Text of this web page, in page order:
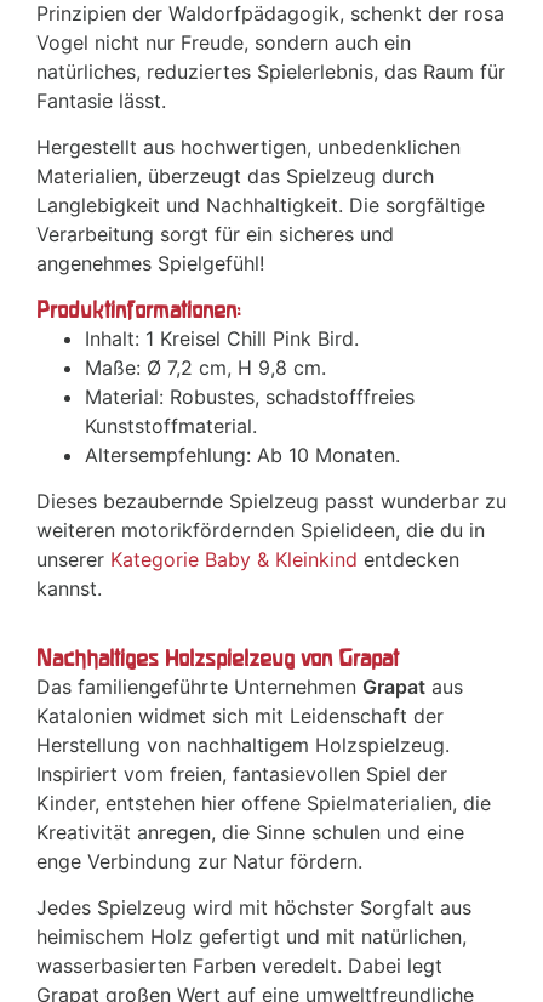
Prinzipien der Waldorfpädagogik, schenkt der rosa
Vogel nicht nur Freude, sondern auch ein
natürliches, reduziertes Spielerlebnis, das Raum für
Fantasie lässt.
Hergestellt aus hochwertigen, unbedenklichen
Materialien, überzeugt das Spielzeug durch
Langlebigkeit und Nachhaltigkeit. Die sorgfältige
Verarbeitung sorgt für ein sicheres und
angenehmes Spielgefühl!
Produktinformationen:
Inhalt: 1 Kreisel Chill Pink Bird.
Maße: Ø 7,2 cm, H 9,8 cm.
Material: Robustes, schadstofffreies
Kunststoffmaterial.
Altersempfehlung: Ab 10 Monaten.
Dieses bezaubernde Spielzeug passt wunderbar zu
weiteren motorikfördernden Spielideen, die du in
unserer Kategorie Baby & Kleinkind entdecken
kannst.
Nachhaltiges Holzspielzeug von Grapat
Das familiengeführte Unternehmen Grapat aus
Katalonien widmet sich mit Leidenschaft der
Herstellung von nachhaltigem Holzspielzeug.
Inspiriert vom freien, fantasievollen Spiel der
Kinder, entstehen hier offene Spielmaterialien, die
Kreativität anregen, die Sinne schulen und eine
enge Verbindung zur Natur fördern.
Jedes Spielzeug wird mit höchster Sorgfalt aus
heimischem Holz gefertigt und mit natürlichen,
wasserbasierten Farben veredelt. Dabei legt
Grapat großen Wert auf eine umweltfreundliche